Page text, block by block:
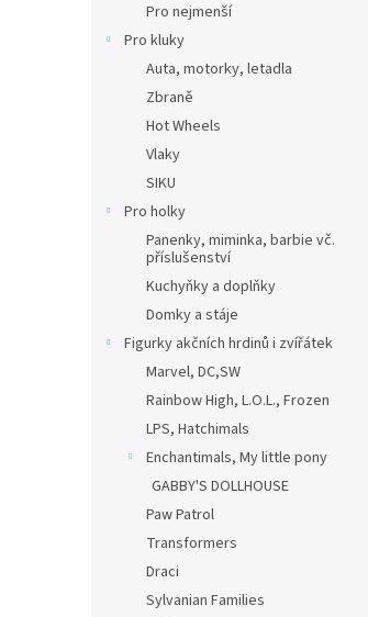
Pro nejmenší
Pro kluky
Auta, motorky, letadla
Zbraně
Hot Wheels
Vlaky
SIKU
Pro holky
Panenky, miminka, barbie vč.
příslušenství
Kuchyňky a doplňky
Domky a stáje
Figurky akčních hrdinů i zvířátek
Marvel, DC,SW
Rainbow High, L.O.L., Frozen
LPS, Hatchimals
Enchantimals, My little pony
GABBY'S DOLLHOUSE
Paw Patrol
Transformers
Draci
Sylvanian Families